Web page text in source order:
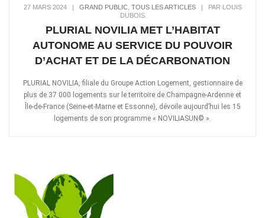
27 MARS 2024| GRAND PUBLIC, TOUS LES ARTICLES|
PAR LOUIS
DUBOIS
PLURIAL NOVILIA MET L’HABITAT
AUTONOME AU SERVICE DU POUVOIR
D’ACHAT ET DE LA DÉCARBONATION
PLURIAL NOVILIA, filiale du Groupe Action Logement, gestionnaire de
plus de 37 000 logements sur le territoire de Champagne-Ardenne et
Île-de-France (Seine-et-Marne et Essonne), dévoile aujourd’hui les 15
logements de son programme « NOVILIASUN© ».